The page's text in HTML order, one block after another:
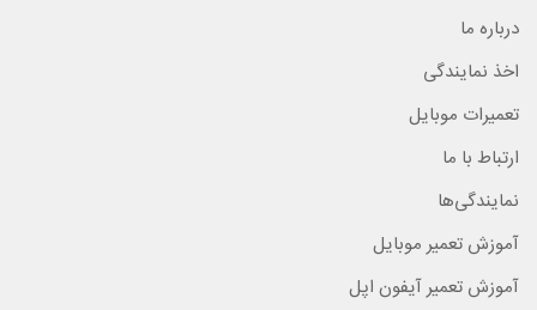
درباره ما
اخذ نمایندگی
تعمیرات موبایل
ارتباط با ما
نمایندگی‌ها
آموزش تعمیر موبایل
آموزش تعمیر آیفون اپل